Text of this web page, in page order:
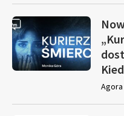
Agora